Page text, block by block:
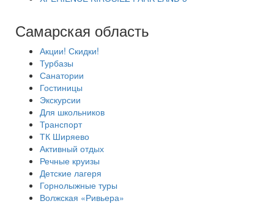
Самарская область
Акции! Скидки!
Турбазы
Санатории
Гостиницы
Экскурсии
Для школьников
Транспорт
ТК Ширяево
Активный отдых
Речные круизы
Детские лагеря
Горнолыжные туры
Волжская «Ривьера»